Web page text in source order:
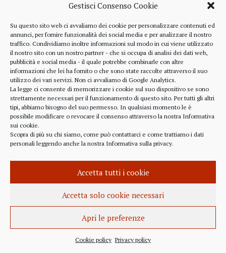
Gestisci Consenso Cookie
Su questo sito web ci avvaliamo dei cookie per personalizzare contenuti ed
annunci, per fornire funzionalità dei social media e per analizzare il nostro
traffico. Condividiamo inoltre informazioni sul modo in cui viene utilizzato
il nostro sito con un nostro partner - che si occupa di analisi dei dati web,
pubblicità e social media - il quale potrebbe combinarle con altre
informazioni che lei ha fornito o che sono state raccolte attraverso il suo
utilizzo dei vari servizi. Non ci avvaliamo di Google Analytics.
La legge ci consente di memorizzare i cookie sul suo dispositivo se sono
strettamente necessari per il funzionamento di questo sito. Per tutti gli altri
tipi, abbiamo bisogno del suo permesso. In qualsiasi momento le è
possibile modificare o revocare il consenso attraverso la nostra Informativa
sui cookie.
Scopra di più su chi siamo, come può contattarci e come trattiamo i dati
personali leggendo anche la nostra Informativa sulla privacy.
Accetta tutti i cookie
Accetta solo cookie necessari
Apri le preferenze
Cookie policy Privacy policy
alcune considerazioni sui profitti generati dalle
Occorre leggere molto attentamente il testo della
lettera
(https://www.blackrock.com/corporate/investor-
relations/larry-fink-chairmans-letter). Fink afferma
chiaramente che...
INFORMAZIONE 27 APRILE 2022
dell’obbligo vaccinale al Governo
Italiano e alla Commissione Europea
Istanza al Governo Italiano ed alla Commissione
sull’obbligo vaccinale, in quanto violatrice della
oggi condizione per i fondi strutturali europei 2021-